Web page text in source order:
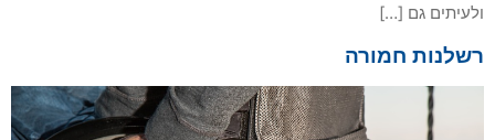
ולעיתים גם […]
רשלנות חמורה